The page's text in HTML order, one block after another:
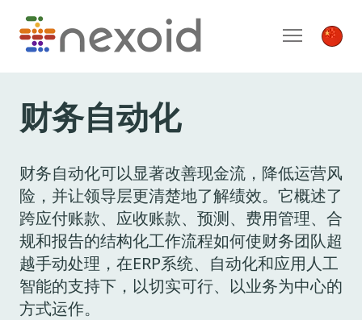
财务自动化
财务自动化可以显著改善现金流，降低运营风
险，并让领导层更清楚地了解绩效。它概述了
跨应付账款、应收账款、预测、费用管理、合
规和报告的结构化工作流程如何使财务团队超
越手动处理，在ERP系统、自动化和应用人工
智能的支持下，以切实可行、以业务为中心的
方式运作。